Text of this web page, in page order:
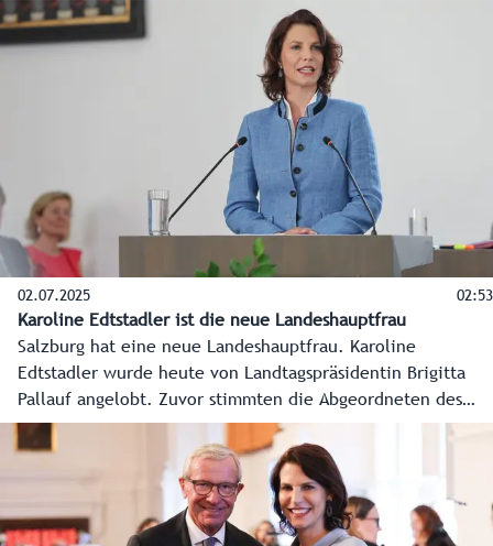
Hearing live aus dem Chiemseehof. Hier der Live-Mitschnitt
zum Nachsehen.
02.07.2025 02:53
Karoline Edtstadler ist die neue Landeshauptfrau
Salzburg hat eine neue Landeshauptfrau. Karoline
Edtstadler wurde heute von Landtagspräsidentin Brigitta
Pallauf angelobt. Zuvor stimmten die Abgeordneten des
Salzburger Landtags mehrheitlich für die neue
Regierungschefin. Landeshauptmann a.D. Wilfried Haslauer
verabschiedete sich heute mit einer emotionalen Rede und
übergab sein Büro an seine Nachfolgerin. Auch die erste
Regierungssitzung stand für die neue Landeshauptfrau